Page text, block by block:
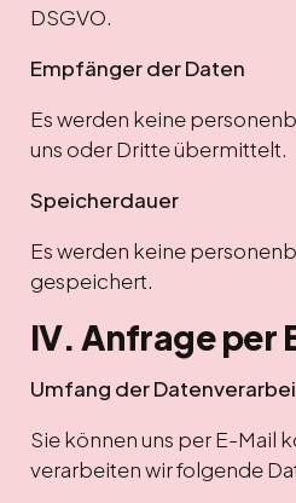
DSGVO.
Empfänger der Daten
Es werden keine
uns oder Dritte übermittelt.
Speicherdauer
Es werden keine
gespeichert.
IV. Anfrage per
Umfang der
Sie können uns per E-Mail
verarbeiten wir folgende